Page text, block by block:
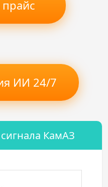
прайс
ИИ 24/7
КамАЗ